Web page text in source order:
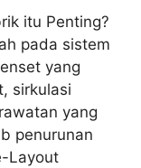
itu Penting?
pada sistem
yang
sirkulasi
yang
penurunan
Layout